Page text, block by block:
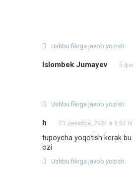
Ushbu fikrga javob yozish
Islombek Jumayev 5
Ushbu fikrga javob yozish
h 23 декабря, 2021 в 9:52
tupoycha yoqotish kerak
ozi
Ushbu fikrga javob yozish